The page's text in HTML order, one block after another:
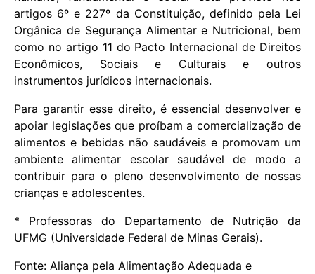
artigos 6º e 227º da Constituição, definido pela Lei
Orgânica de Segurança Alimentar e Nutricional, bem
como no artigo 11 do Pacto Internacional de Direitos
Econômicos, Sociais e Culturais e outros
instrumentos jurídicos internacionais.
Para garantir esse direito, é essencial desenvolver e
apoiar legislações que proíbam a comercialização de
alimentos e bebidas não saudáveis e promovam um
ambiente alimentar escolar saudável de modo a
contribuir para o pleno desenvolvimento de nossas
crianças e adolescentes.
* Professoras do Departamento de Nutrição da
UFMG (Universidade Federal de Minas Gerais).
Fonte: Aliança pela Alimentação Adequada e